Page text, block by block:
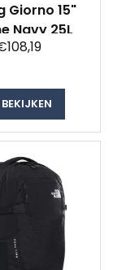
Giorno 15"
Navy 25L
BEKIJKEN